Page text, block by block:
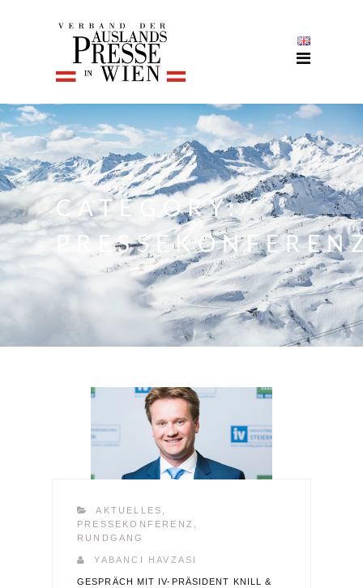
CATEGORY:
AKTUELLES
PRESSEKONFERENZ
RUNDGANG
YABANCI HAVZASI
GESPRÄCH MIT IV-PRÄSIDENT KNILL &